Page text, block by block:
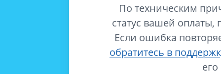
По техническим
статус вашей оплаты,
Если ошибка
обратитесь в
его